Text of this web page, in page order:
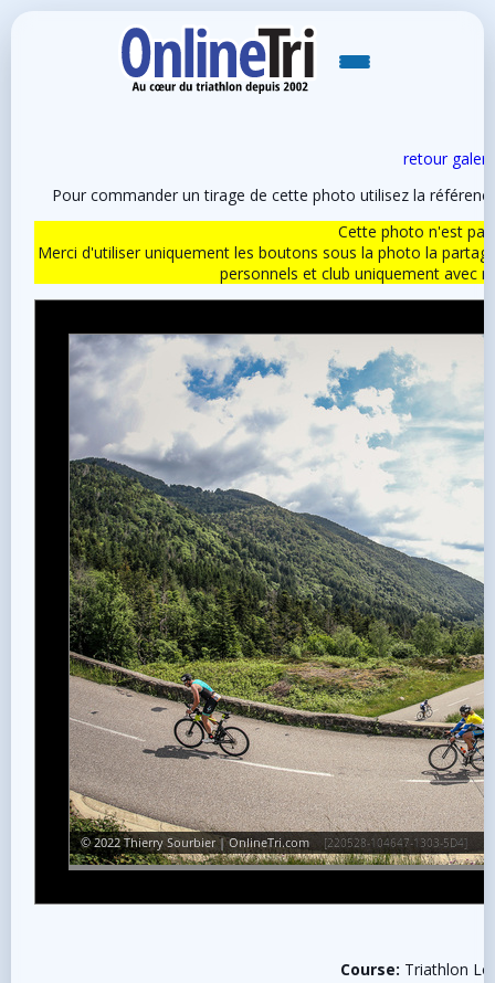
retour
Pour commander un tirage de cette photo utilisez la
Cette photo n'est
Merci d'utiliser uniquement les boutons sous la photo la
personnels et club uniquement avec
Course: Triathlon